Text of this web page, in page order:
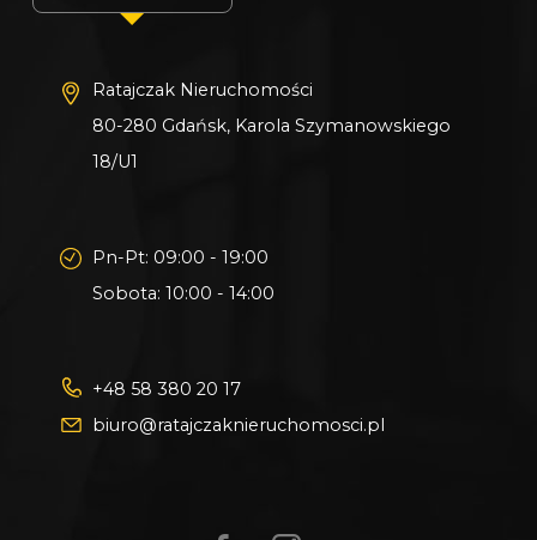
Ratajczak Nieruchomości
80-280 Gdańsk, Karola Szymanowskiego
18/U1
Pn-Pt: 09:00 - 19:00
Sobota: 10:00 - 14:00
+48 58 380 20 17
biuro@ratajczaknieruchomosci.pl